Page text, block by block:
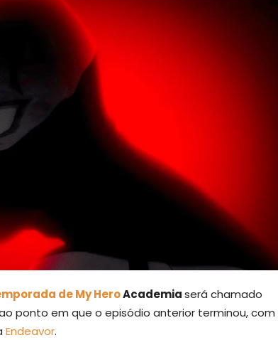
de My HeroAcademiaserá chamado
ao ponto em que o episódio anterior terminou, com
Endeavor.